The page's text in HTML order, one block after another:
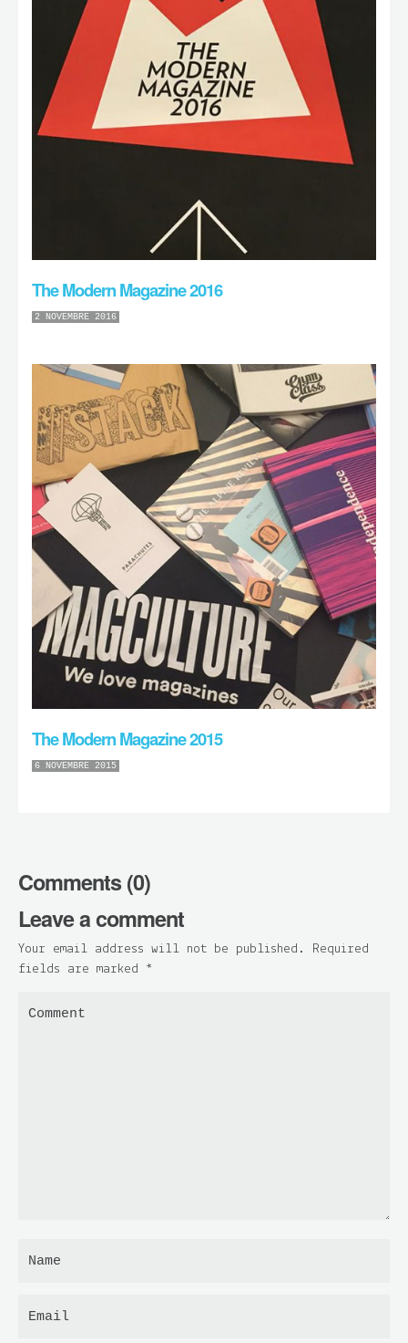
The Modern Magazine 2016
2 NOVEMBRE 2016
The Modern Magazine 2015
6 NOVEMBRE 2015
Comments (0)
Leave a comment
Your email address will not be published. Required
fields are marked *